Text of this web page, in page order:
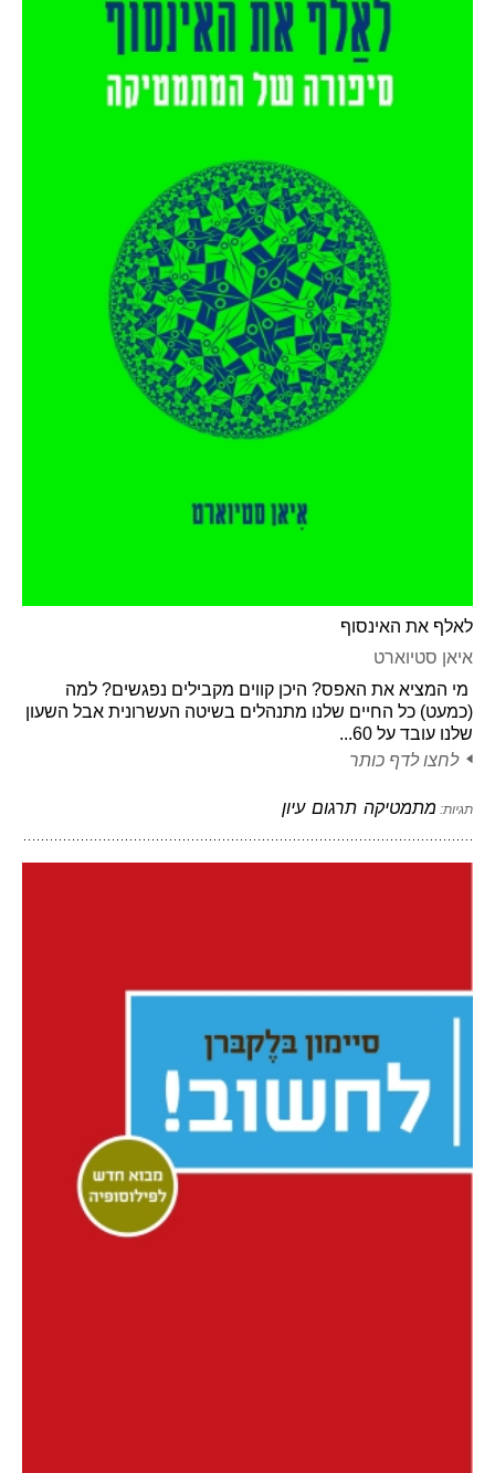
לאלף את האינסוף
איאן סטיוארט
מי המציא את האפס? היכן קווים מקבילים נפגשים? למה
(כמעט) כל החיים שלנו מתנהלים בשיטה העשרונית אבל השעון
שלנו עובד על 60...
לחצו לדף כותר
תגיות: מתמטיקה תרגום עיון